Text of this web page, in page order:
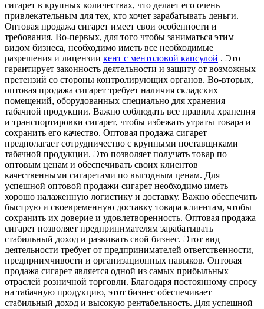
сигарет в крупных количествах, что делает его очень
привлекательным для тех, кто хочет зарабатывать деньги.
Оптовая продажа сигарет имеет свои особенности и
требования. Во-первых, для того чтобы заниматься этим
видом бизнеса, необходимо иметь все необходимые
разрешения и лицензии кент с ментоловой капсулой . Это
гарантирует законность деятельности и защиту от возможных
претензий со стороны контролирующих органов. Во-вторых,
оптовая продажа сигарет требует наличия складских
помещений, оборудованных специально для хранения
табачной продукции. Важно соблюдать все правила хранения
и транспортировки сигарет, чтобы избежать утраты товара и
сохранить его качество. Оптовая продажа сигарет
предполагает сотрудничество с крупными поставщиками
табачной продукции. Это позволяет получать товар по
оптовым ценам и обеспечивать своих клиентов
качественными сигаретами по выгодным ценам. Для
успешной оптовой продажи сигарет необходимо иметь
хорошо налаженную логистику и доставку. Важно обеспечить
быструю и своевременную доставку товара клиентам, чтобы
сохранить их доверие и удовлетворенность. Оптовая продажа
сигарет позволяет предпринимателям зарабатывать
стабильный доход и развивать свой бизнес. Этот вид
деятельности требует от предпринимателей ответственности,
предприимчивости и организационных навыков. Оптовая
продажа сигарет является одной из самых прибыльных
отраслей розничной торговли. Благодаря постоянному спросу
на табачную продукцию, этот бизнес обеспечивает
стабильный доход и высокую рентабельность. Для успешной